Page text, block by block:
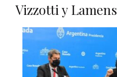
Vizzotti y Lamens